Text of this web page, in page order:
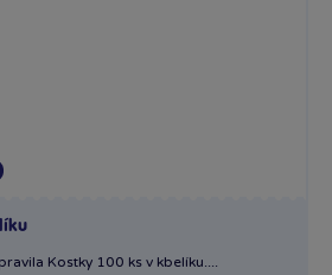
Kostky 100 ks v kbelíku....